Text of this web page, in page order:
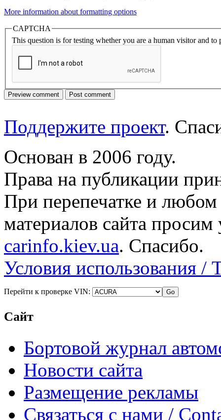
More information about formatting options
CAPTCHA
This question is for testing whether you are a human visitor and to
Поддержите проект.
Основан в 2006 году.
Права на публикации
При перепечатке и
материалов сайта просим
carinfo.kiev.ua. Спасибо.
Условия использования /
Перейти к проверке VIN:
Сайт
Бортовой журнал
Новости сайта
Размещение рекламы
Связаться с нами /